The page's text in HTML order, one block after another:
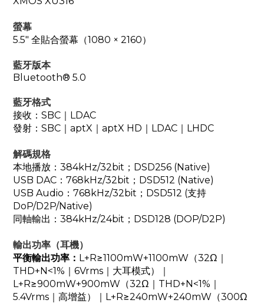
螢幕
5.5" 全貼合螢幕（1080 × 2160）
藍牙版本
Bluetooth® 5.0
藍牙格式
接收：SBC｜LDAC
發射：SBC｜aptX｜aptX HD｜LDAC｜LHDC
解碼規格
本地播放：384kHz/32bit；DSD256 (Native)
USB DAC：768kHz/32bit；DSD512 (Native)
USB Audio：768kHz/32bit；DSD512 (支持
DoP/D2P/Native)
同軸輸出：384kHz/24bit；DSD128 (DOP/D2P)
輸出功率（耳機）
平衡輸出功率： L+R≥1100mW+1100mW（32Ω｜
THD+N<1%｜6Vrms｜大耳模式）｜
L+R≥900mW+900mW（32Ω｜THD+N<1%｜
5.4Vrms｜高增益）｜L+R≥240mW+240mW（300Ω